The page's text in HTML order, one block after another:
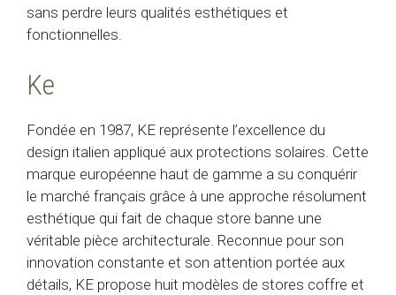
sans perdre leurs qualités esthétiques et
fonctionnelles.
Ke
Fondée en 1987, KE représente l’excellence du
design italien appliqué aux protections solaires. Cette
marque européenne haut de gamme a su conquérir
le marché français grâce à une approche résolument
esthétique qui fait de chaque store banne une
véritable pièce architecturale. Reconnue pour son
innovation constante et son attention portée aux
détails, KE propose huit modèles de stores coffre et